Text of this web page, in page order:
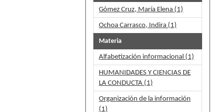
Gómez Cruz, María Elena (1)
Ochoa Carrasco, Indira (1)
Materia
Alfabetización informacional (1)
HUMANIDADES Y CIENCIAS DE
LA CONDUCTA (1)
Organización de la información
(1)